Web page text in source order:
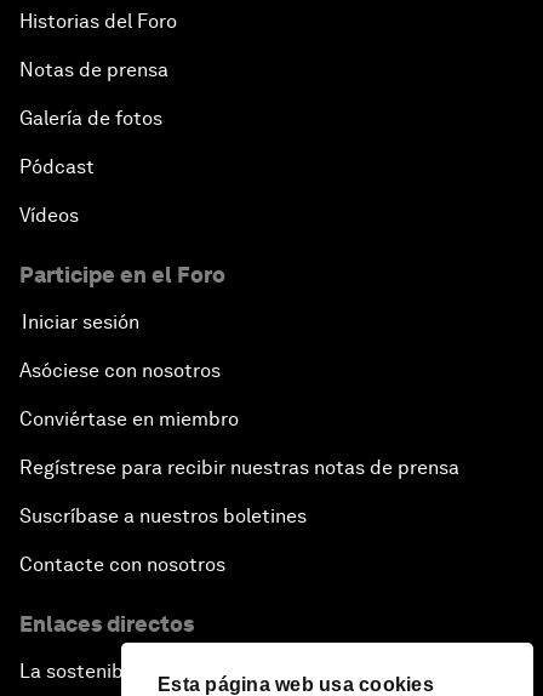
Esta página web usa cookies
Historias del Foro
Notas de prensa
Galería de fotos
Pódcast
Vídeos
Participe en el Foro
Iniciar sesión
Asóciese con nosotros
Conviértase en miembro
Regístrese para recibir nuestras notas de prensa
Suscríbase a nuestros boletines
Contacte con nosotros
Enlaces directos
La sostenibilidad en el Foro